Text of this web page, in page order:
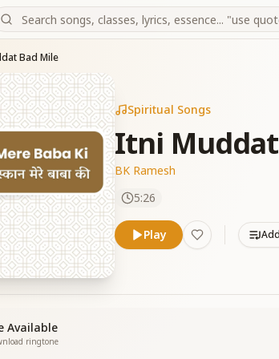
Bad Mile
Spiritual Songs
Itni
BK Ramesh
5:26
Play
Available
ringtone